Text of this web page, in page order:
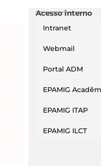
Acesso interno
Intranet
Webmail
Portal ADM
EPAMIG
EPAMIG ITAP
EPAMIG ILCT